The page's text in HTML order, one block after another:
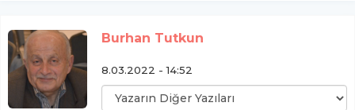
Burhan Tutkun
8.03.2022 - 14:52